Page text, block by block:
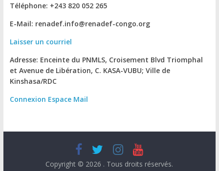
Téléphone: +243 820 052 265
E-Mail: renadef.info@renadef-congo.org
Laisser un courriel
Adresse: Enceinte du PNMLS, Croisement Blvd Triomphal
et Avenue de Libération, C. KASA-VUBU; Ville de
Kinshasa/RDC
Connexion Espace Mail
Copyright © 2026 . Tous droits réservés.